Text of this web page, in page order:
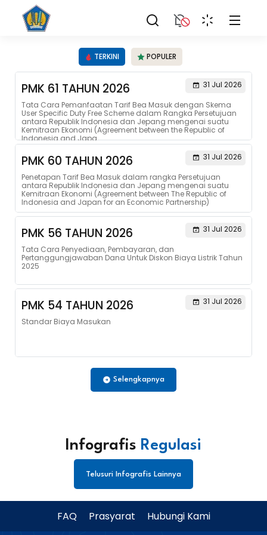
TERKINI POPULER
PMK 61 TAHUN 2026
31 Jul 2026
Tata Cara Pemanfaatan Tarif Bea Masuk dengan Skema
User Specific Duty Free Scheme dalam Rangka Persetujuan
antara Republik Indonesia dan Jepang mengenai suatu
Kemitraan Ekonomi (Agreement between the Republic of
Indonesia and Japa...
PMK 60 TAHUN 2026
31 Jul 2026
Penetapan Tarif Bea Masuk dalam rangka Persetujuan
antara Republik Indonesia dan Jepang mengenai suatu
Kemitraan Ekonomi (Agreement between The Republic of
Indonesia and Japan for an Economic Partnership)
PMK 56 TAHUN 2026
31 Jul 2026
Tata Cara Penyediaan, Pembayaran, dan
Pertanggungjawaban Dana Untuk Diskon Biaya Listrik Tahun
2025
PMK 54 TAHUN 2026
31 Jul 2026
Standar Biaya Masukan
Selengkapnya
Infografis Regulasi
Telusuri Infografis Lainnya
FAQ Prasyarat Hubungi Kami